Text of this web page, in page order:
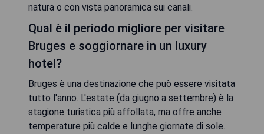
natura o con vista panoramica sui canali.
Qual è il periodo migliore per visitare
Bruges e soggiornare in un luxury
hotel?
Bruges è una destinazione che può essere visitata
tutto l'anno. L'estate (da giugno a settembre) è la
stagione turistica più affollata, ma offre anche
temperature più calde e lunghe giornate di sole.